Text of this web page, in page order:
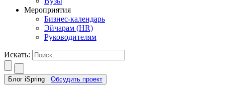
Мероприятия
Бизнес-календарь
Эйчарам (HR)
Руководителям
Искать:
Блог iSpring Обсудить проект